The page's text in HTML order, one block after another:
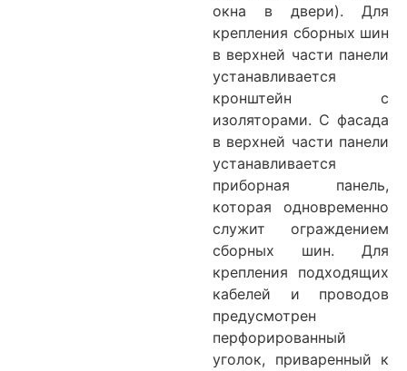
окна в двери). Для
крепления сборных шин
в верхней части панели
устанавливается
кронштейн с
изоляторами. С фасада
в верхней части панели
устанавливается
приборная панель,
которая одновременно
служит ограждением
сборных шин. Для
крепления подходящих
кабелей и проводов
предусмотрен
перфорированный
уголок, приваренный к